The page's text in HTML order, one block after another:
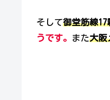
そして御堂筋線17
うです。
また大阪